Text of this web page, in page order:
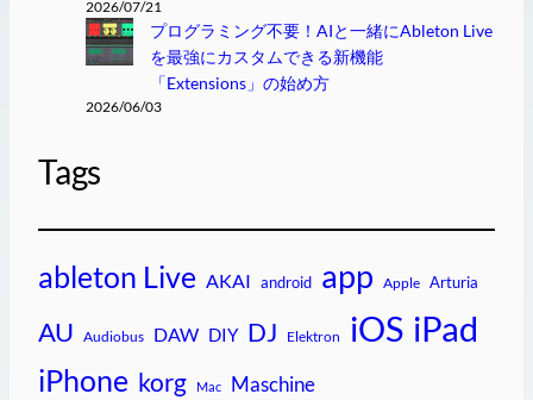
2026/07/21
プログラミング不要！AIと一緒にAbleton Live
を最強にカスタムできる新機能
「Extensions」の始め方
2026/06/03
Tags
ableton Live AKAI android app Apple Arturia
AU Audiobus DAW DIY DJ Elektron iOS iPad
iPhone korg Mac Maschine